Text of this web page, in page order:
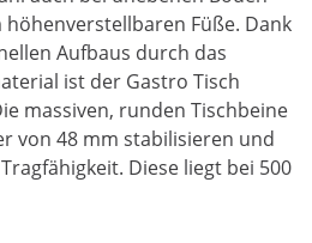
Füße. Dank
Aufbaus durch das
ist der Gastro Tisch
massiven, runden Tischbeine
von 48 mm stabilisieren und
Diese liegt bei 500